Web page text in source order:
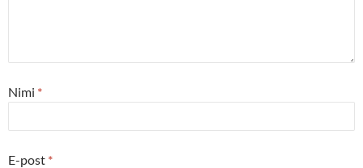
Nimi *
E-post *